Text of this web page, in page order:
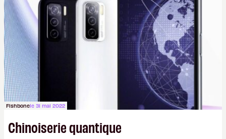
Dimikas, que Gato AI est « encore loin » de
prétendre réussir le célèbre test de Turing. (Crédit
photo : Pexels - Arthur Brognoli)
Fishbonele 31 mai 2022
Chinoiserie quantique